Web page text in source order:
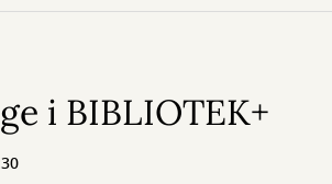
i BIBLIOTEK+